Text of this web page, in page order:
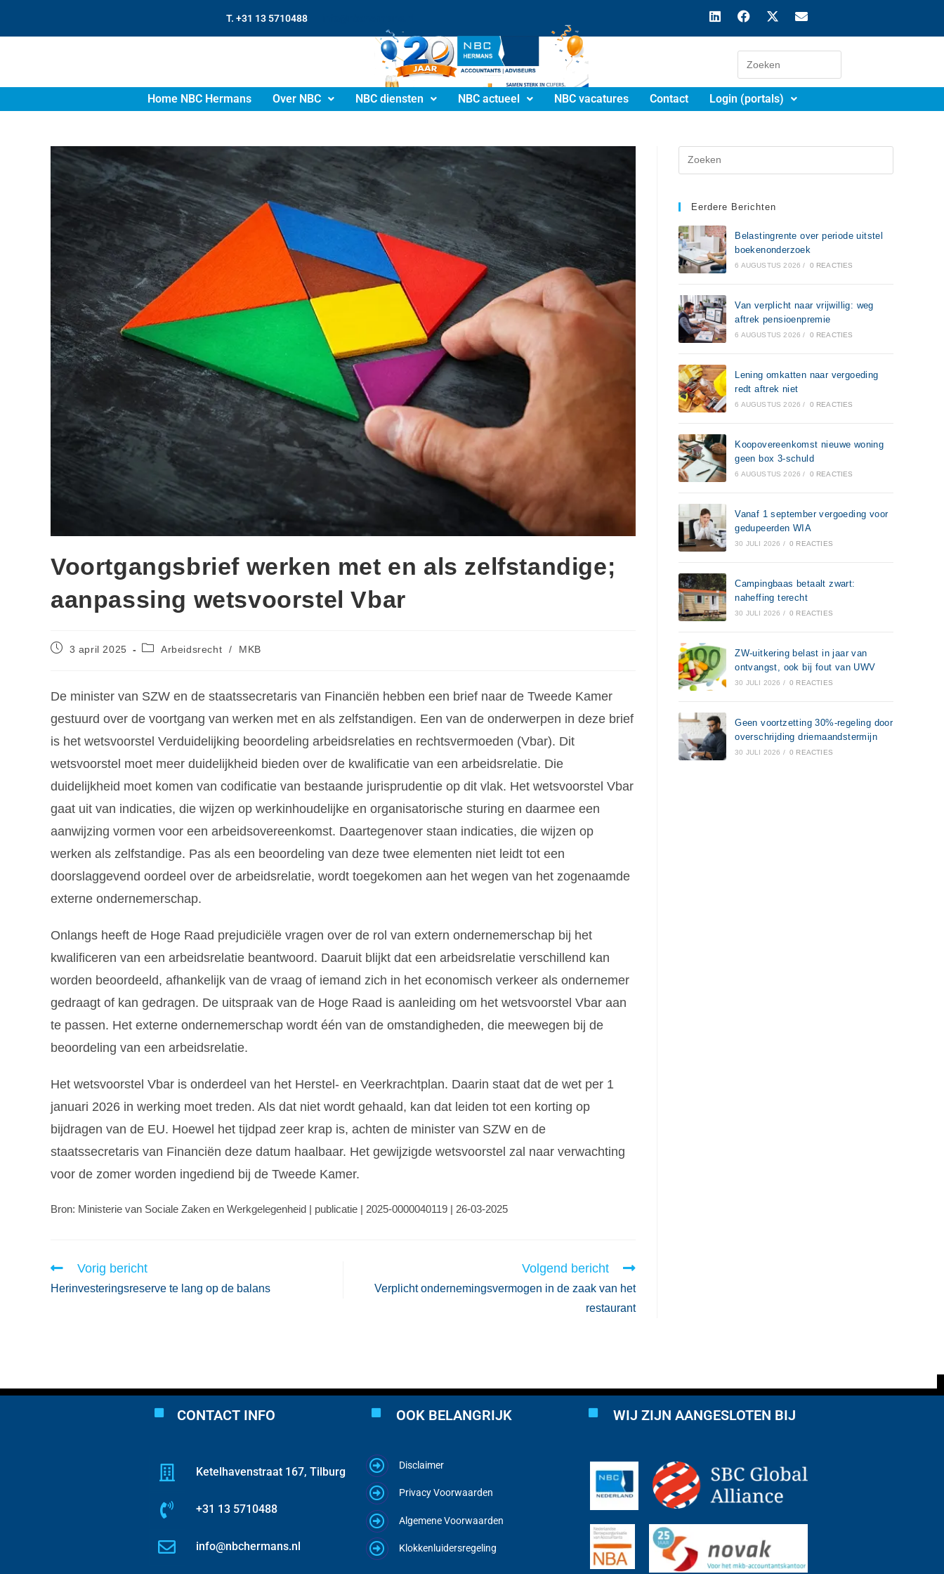
T. +31 13 5710488
Home NBC Hermans Over NBC NBC diensten NBC actueel NBC vacatures Contact Login (portals)
Voortgangsbrief werken met en als zelfstandige;
aanpassing wetsvoorstel Vbar
3 april 2025 Arbeidsrecht / MKB
De minister van SZW en de staatssecretaris van Financiën hebben een brief naar de Tweede Kamer
gestuurd over de voortgang van werken met en als zelfstandigen. Een van de onderwerpen in deze brief
is het wetsvoorstel Verduidelijking beoordeling arbeidsrelaties en rechtsvermoeden (Vbar). Dit
wetsvoorstel moet meer duidelijkheid bieden over de kwalificatie van een arbeidsrelatie. Die
duidelijkheid moet komen van codificatie van bestaande jurisprudentie op dit vlak. Het wetsvoorstel Vbar
gaat uit van indicaties, die wijzen op werkinhoudelijke en organisatorische sturing en daarmee een
aanwijzing vormen voor een arbeidsovereenkomst. Daartegenover staan indicaties, die wijzen op
werken als zelfstandige. Pas als een beoordeling van deze twee elementen niet leidt tot een
doorslaggevend oordeel over de arbeidsrelatie, wordt toegekomen aan het wegen van het zogenaamde
externe ondernemerschap.
Onlangs heeft de Hoge Raad prejudiciële vragen over de rol van extern ondernemerschap bij het
kwalificeren van een arbeidsrelatie beantwoord. Daaruit blijkt dat een arbeidsrelatie verschillend kan
worden beoordeeld, afhankelijk van de vraag of iemand zich in het economisch verkeer als ondernemer
gedraagt of kan gedragen. De uitspraak van de Hoge Raad is aanleiding om het wetsvoorstel Vbar aan
te passen. Het externe ondernemerschap wordt één van de omstandigheden, die meewegen bij de
beoordeling van een arbeidsrelatie.
Het wetsvoorstel Vbar is onderdeel van het Herstel- en Veerkrachtplan. Daarin staat dat de wet per 1
januari 2026 in werking moet treden. Als dat niet wordt gehaald, kan dat leiden tot een korting op
bijdragen van de EU. Hoewel het tijdpad zeer krap is, achten de minister van SZW en de
staatssecretaris van Financiën deze datum haalbaar. Het gewijzigde wetsvoorstel zal naar verwachting
voor de zomer worden ingediend bij de Tweede Kamer.
Bron: Ministerie van Sociale Zaken en Werkgelegenheid | publicatie | 2025-0000040119 | 26-03-2025
Vorig bericht
Herinvesteringsreserve te lang op de balans
Volgend bericht
Verplicht ondernemingsvermogen in de zaak van het
restaurant
Eerdere Berichten
Belastingrente over periode uitstel
boekenonderzoek
6 AUGUSTUS 2026 / 0 REACTIES
Van verplicht naar vrijwillig: weg
aftrek pensioenpremie
6 AUGUSTUS 2026 / 0 REACTIES
Lening omkatten naar vergoeding
redt aftrek niet
6 AUGUSTUS 2026 / 0 REACTIES
Koopovereenkomst nieuwe woning
geen box 3-schuld
6 AUGUSTUS 2026 / 0 REACTIES
Vanaf 1 september vergoeding voor
gedupeerden WIA
30 JULI 2026 / 0 REACTIES
Campingbaas betaalt zwart:
naheffing terecht
30 JULI 2026 / 0 REACTIES
ZW-uitkering belast in jaar van
ontvangst, ook bij fout van UWV
30 JULI 2026 / 0 REACTIES
Geen voortzetting 30%-regeling door
overschrijding driemaandstermijn
30 JULI 2026 / 0 REACTIES
CONTACT INFO
Ketelhavenstraat 167, Tilburg
+31 13 5710488
info@nbchermans.nl
OOK BELANGRIJK
Disclaimer
Privacy Voorwaarden
Algemene Voorwaarden
Klokkenluidersregeling
WIJ ZIJN AANGESLOTEN BIJ